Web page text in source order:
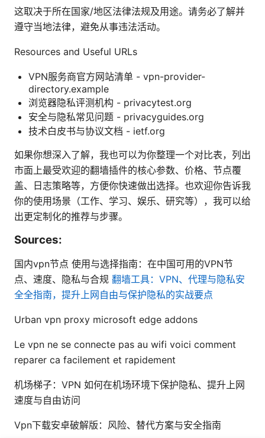
这取决于所在国家/地区法律法规及用途。请务必了解并
遵守当地法律，避免从事违法活动。
Resources and Useful URLs
VPN服务商官方网站清单 - vpn-provider-
directory.example
浏览器隐私评测机构 - privacytest.org
安全与隐私常见问题 - privacyguides.org
技术白皮书与协议文档 - ietf.org
如果你想深入了解，我也可以为你整理一个对比表，列出
市面上最受欢迎的翻墙插件的核心参数、价格、节点覆
盖、日志策略等，方便你快速做出选择。也欢迎你告诉我
你的使用场景（工作、学习、娱乐、研究等），我可以给
出更定制化的推荐与步骤。
Sources:
国内vpn节点 使用与选择指南：在中国可用的VPN节
点、速度、隐私与合规 翻墙工具：VPN、代理与隐私安
全全指南，提升上网自由与保护隐私的实战要点
Urban vpn proxy microsoft edge addons
Le vpn ne se connecte pas au wifi voici comment
reparer ca facilement et rapidement
机场梯子：VPN 如何在机场环境下保护隐私、提升上网
速度与自由访问
Vpn下载安卓破解版：风险、替代方案与安全指南